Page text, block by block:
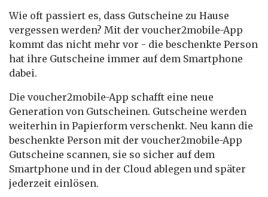
Wie oft passiert es, dass Gutscheine zu Hause
vergessen werden? Mit der voucher2mobile-App
kommt das nicht mehr vor - die beschenkte Person
hat ihre Gutscheine immer auf dem Smartphone
dabei.
Die voucher2mobile-App schafft eine neue
Generation von Gutscheinen. Gutscheine werden
weiterhin in Papierform verschenkt. Neu kann die
beschenkte Person mit der voucher2mobile-App
Gutscheine scannen, sie so sicher auf dem
Smartphone und in der Cloud ablegen und später
jederzeit einlösen.